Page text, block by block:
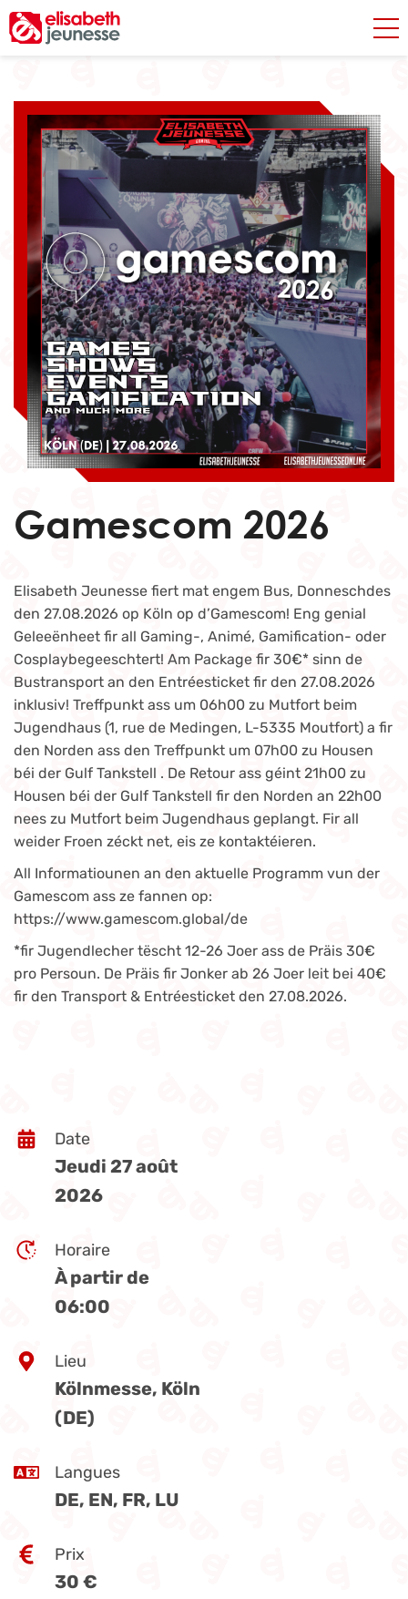
Gamescom 2026
Elisabeth Jeunesse fiert mat engem Bus, Donneschdes
den 27.08.2026 op Köln op d’Gamescom! Eng genial
Geleeënheet fir all Gaming-, Animé, Gamification- oder
Cosplaybegeeschtert! Am Package fir 30€* sinn de
Bustransport an den Entréesticket fir den 27.08.2026
inklusiv! Treffpunkt ass um 06h00 zu Mutfort beim
Jugendhaus (1, rue de Medingen, L-5335 Moutfort) a fir
den Norden ass den Treffpunkt um 07h00 zu Housen
béi der Gulf Tankstell . De Retour ass géint 21h00 zu
Housen béi der Gulf Tankstell fir den Norden an 22h00
nees zu Mutfort beim Jugendhaus geplangt. Fir all
weider Froen zéckt net, eis ze kontaktéieren.
All Informatiounen an den aktuelle Programm vun der
Gamescom ass ze fannen op:
https://www.gamescom.global/de
*fir Jugendlecher tëscht 12-26 Joer ass de Präis 30€
pro Persoun. De Präis fir Jonker ab 26 Joer leit bei 40€
fir den Transport & Entréesticket den 27.08.2026.
Date
Jeudi 27 août
2026
Horaire
À partir de
06:00
Lieu
Kölnmesse, Köln
(DE)
Langues
DE, EN, FR, LU
Prix
30 €